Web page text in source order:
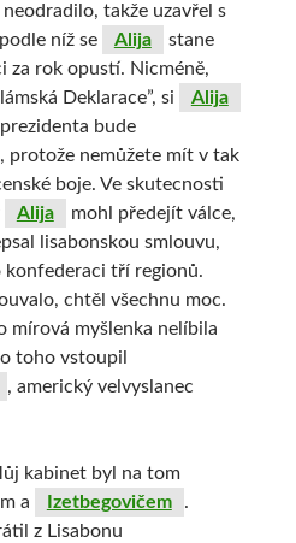
takže uzavřel s
níž se Alija
stane
za rok opustí. Nicméně,
Deklarace”, si
Alija
bude
protože nemůžete mít v tak
boje. Ve skutecnosti
Alija
mohl předejít válce,
lisabonskou smlouvu,
konfederaci tří regionů.
chtěl všechnu moc.
mírová myšlenka nelíbila
toho vstoupil
, americký velvyslanec
kabinet byl na tom
a
Izetbegovičem
.
z Lisabonu